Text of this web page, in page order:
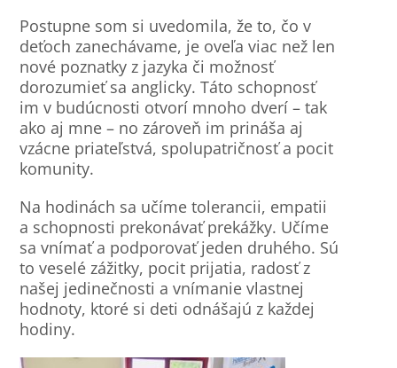
Postupne som si uvedomila, že to, čo v
deťoch zanechávame, je oveľa viac než len
nové poznatky z jazyka či možnosť
dorozumieť sa anglicky. Táto schopnosť
im v budúcnosti otvorí mnoho dverí – tak
ako aj mne – no zároveň im prináša aj
vzácne priateľstvá, spolupatričnosť a pocit
komunity.
Na hodinách sa učíme tolerancii, empatii
a schopnosti prekonávať prekážky. Učíme
sa vnímať a podporovať jeden druhého. Sú
to veselé zážitky, pocit prijatia, radosť z
našej jedinečnosti a vnímanie vlastnej
hodnoty, ktoré si deti odnášajú z každej
hodiny.